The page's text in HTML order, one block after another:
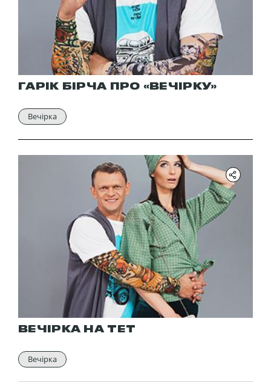
ГАРІК БІРЧА ПРО «ВЕЧІРКУ»
Вечірка
ВЕЧІРКА НА ТЕТ
Вечірка